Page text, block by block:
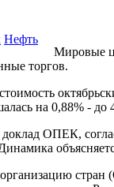
Нефть
Мировые
торгов.
на 0,88% - до
ОПЕК,
стран